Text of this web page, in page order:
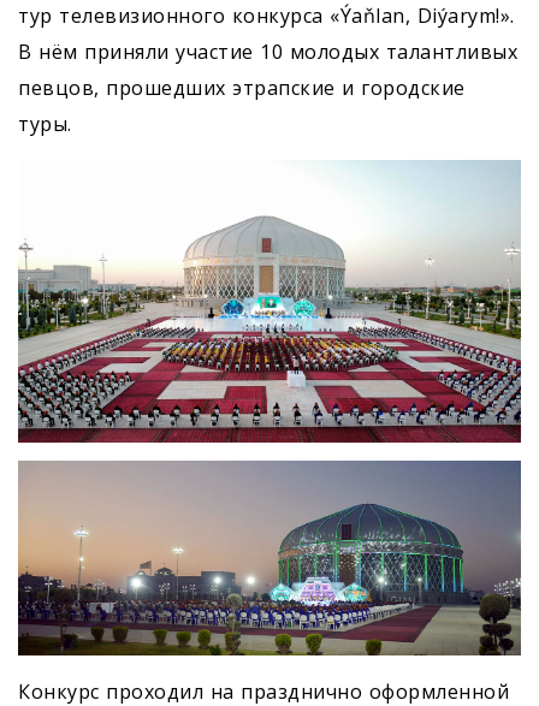
тур телевизионного конкурса «Ýaňlan, Diýarym!».
В нём приняли участие 10 молодых талантливых
певцов, прошедших этрапские и городские
туры.
Конкурс проходил на празднично оформленной